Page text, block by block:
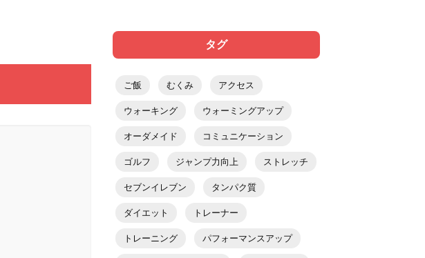
タグ
ご飯 むくみ アクセス
ウォーキング ウォーミングアップ
オーダメイド コミュニケーション
ゴルフ ジャンプ力向上 ストレッチ
セブンイレブン タンパク質
ダイエット トレーナー
トレーニング パフォーマンスアップ